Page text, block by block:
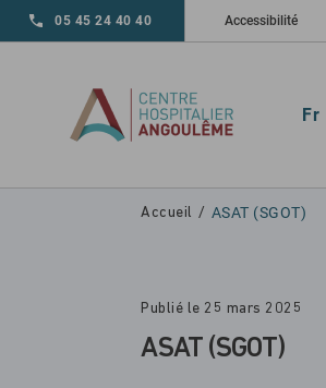
Fr
05 45 24 40 40 Accessibilité
Accueil ASAT (SGOT)
Publié le 25 mars 2025
ASAT (SGOT)